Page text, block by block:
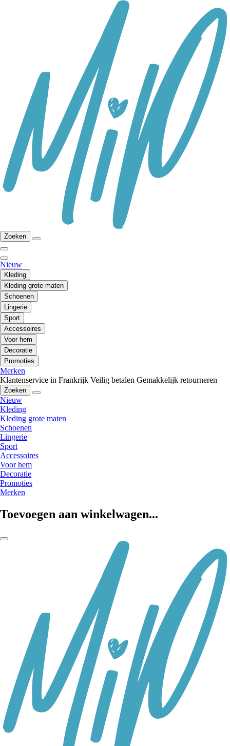
Zoeken
Nieuw
Kleding
Kleding grote maten
Schoenen
Lingerie
Sport
Accessoires
Voor hem
Decoratie
Promoties
Merken
Klantenservice in Frankrijk Veilig betalen Gemakkelijk retourneren
Zoeken
Nieuw
Kleding
Kleding grote maten
Schoenen
Lingerie
Sport
Accessoires
Voor hem
Decoratie
Promoties
Merken
Toevoegen aan winkelwagen...